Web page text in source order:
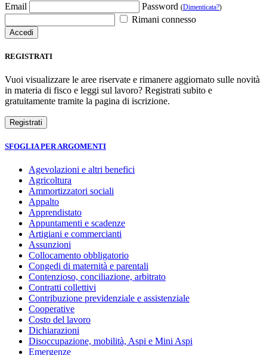
Email Password (Dimenticata?)
Rimani connesso
REGISTRATI
Vuoi visualizzare le aree riservate e rimanere aggiornato sulle novità
in materia di fisco e leggi sul lavoro? Registrati subito e
gratuitamente tramite la pagina di iscrizione.
SFOGLIA PER ARGOMENTI
Agevolazioni e altri benefici
Agricoltura
Ammortizzatori sociali
Appalto
Apprendistato
Appuntamenti e scadenze
Artigiani e commercianti
Assunzioni
Collocamento obbligatorio
Congedi di maternità e parentali
Contenzioso, conciliazione, arbitrato
Contratti collettivi
Contribuzione previdenziale e assistenziale
Cooperative
Costo del lavoro
Dichiarazioni
Disoccupazione, mobilità, Aspi e Mini Aspi
Emergenze